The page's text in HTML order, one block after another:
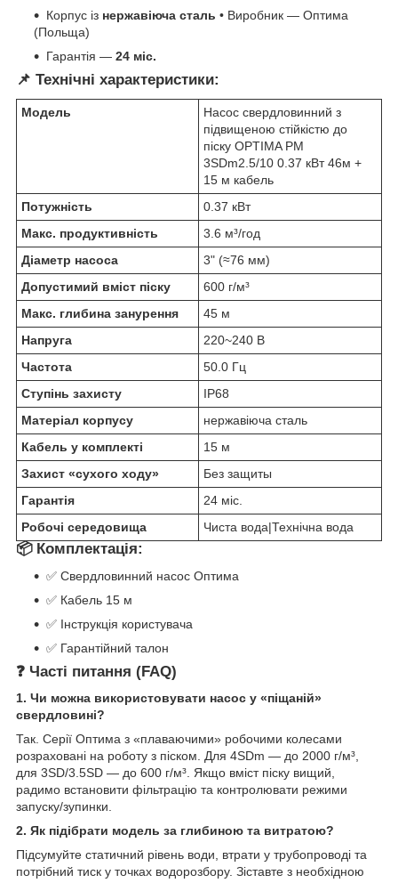
Корпус із нержавіюча сталь • Виробник — Оптима
(Польща)
Гарантія — 24 міс.
📌 Технічні характеристики:
Модель
Насос свердловинний з
підвищеною стійкістю до
піску OPTIMA PM
3SDm2.5/10 0.37 кВт 46м +
15 м кабель
Потужність
0.37 кВт
Макс. продуктивність
3.6 м³/год
Діаметр насоса
3" (≈76 мм)
Допустимий вміст піску
600 г/м³
Макс. глибина занурення
45 м
Напруга
220~240 В
Частота
50.0 Гц
Ступінь захисту
IP68
Матеріал корпусу
нержавіюча сталь
Кабель у комплекті
15 м
Захист «сухого ходу»
Без защиты
Гарантія
24 міс.
Робочі середовища
Чиста вода|Технічна вода
📦 Комплектація:
✅ Свердловинний насос Оптима
✅ Кабель 15 м
✅ Інструкція користувача
✅ Гарантійний талон
❓ Часті питання (FAQ)
1. Чи можна використовувати насос у «піщаній»
свердловині?
Так. Серії Оптима з «плаваючими» робочими колесами
розраховані на роботу з піском. Для 4SDm — до 2000 г/м³,
для 3SD/3.5SD — до 600 г/м³. Якщо вміст піску вищий,
радимо встановити фільтрацію та контролювати режими
запуску/зупинки.
2. Як підібрати модель за глибиною та витратою?
Підсумуйте статичний рівень води, втрати у трубопроводі та
потрібний тиск у точках водорозбору. Зіставте з необхідною